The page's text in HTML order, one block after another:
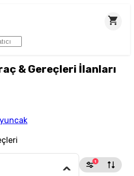
& Gereçleri İlanları
1